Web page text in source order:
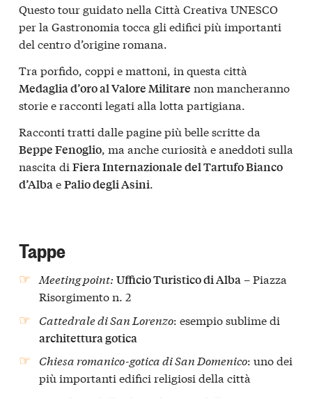
Questo tour guidato nella Città Creativa UNESCO
per la Gastronomia tocca gli edifici più importanti
del centro d’origine romana.
Tra porfido, coppi e mattoni, in questa città
Medaglia d’oro al Valore Militare non mancheranno
storie e racconti legati alla lotta partigiana.
Racconti tratti dalle pagine più belle scritte da
Beppe Fenoglio, ma anche curiosità e aneddoti sulla
nascita di Fiera Internazionale del Tartufo Bianco
d’AlbaePalio degli Asini.
Tappe
Meeting point: Ufficio Turistico di Alba– Piazza
Risorgimento n. 2
Cattedrale di San Lorenzo: esempio sublime di
architettura gotica
Chiesa romanico-gotica di San Domenico: uno dei
più importanti edifici religiosi della città